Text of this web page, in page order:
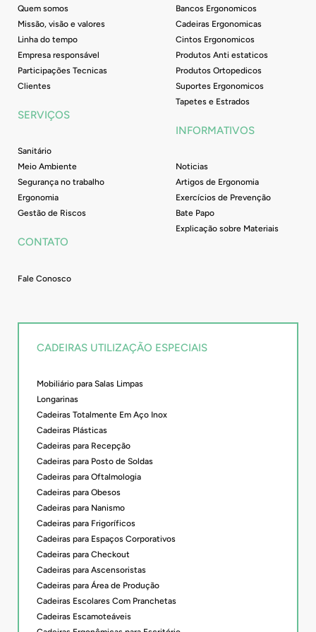
Quem somos
Missão, visão e valores
Linha do tempo
Empresa responsável
Participações Tecnicas
Clientes
SERVIÇOS
Sanitário
Meio Ambiente
Segurança no trabalho
Ergonomia
Gestão de Riscos
CONTATO
Fale Conosco
Bancos Ergonomicos
Cadeiras Ergonomicas
Cintos Ergonomicos
Produtos Anti estaticos
Produtos Ortopedicos
Suportes Ergonomicos
Tapetes e Estrados
INFORMATIVOS
Noticias
Artigos de Ergonomia
Exercícios de Prevenção
Bate Papo
Explicação sobre Materiais
CADEIRAS UTILIZAÇÃO ESPECIAIS
Mobiliário para Salas Limpas
Longarinas
Cadeiras Totalmente Em Aço Inox
Cadeiras Plásticas
Cadeiras para Recepção
Cadeiras para Posto de Soldas
Cadeiras para Oftalmologia
Cadeiras para Obesos
Cadeiras para Nanismo
Cadeiras para Frigoríficos
Cadeiras para Espaços Corporativos
Cadeiras para Checkout
Cadeiras para Ascensoristas
Cadeiras para Área de Produção
Cadeiras Escolares Com Pranchetas
Cadeiras Escamoteáveis